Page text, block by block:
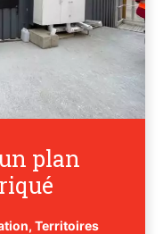
plan
, Territoires